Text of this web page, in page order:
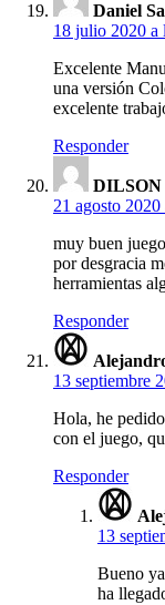
Daniel
18 julio 2020 a
Excelente
una versión
excelente
Responder
21 agosto
muy buen
por desgracia
herramientas
Responder
13 septiembre
Hola, he
con el juego,
Responder
13
Bueno
ha